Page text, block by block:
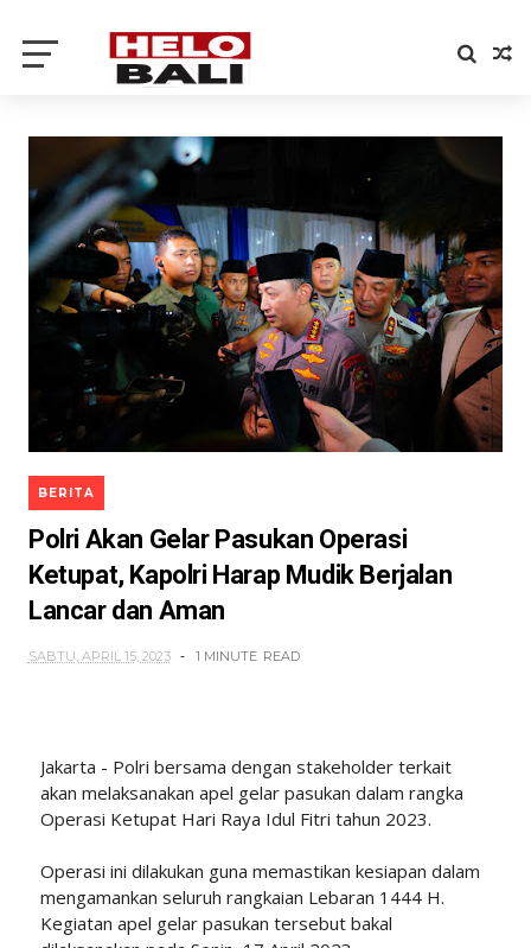
BERITA
Polri Akan Gelar Pasukan Operasi
Ketupat, Kapolri Harap Mudik Berjalan
Lancar dan Aman
SABTU, APRIL 15, 2023 1 MINUTE READ
Jakarta - Polri bersama dengan stakeholder terkait
akan melaksanakan apel gelar pasukan dalam rangka
Operasi Ketupat Hari Raya Idul Fitri tahun 2023.
Operasi ini dilakukan guna memastikan kesiapan dalam
mengamankan seluruh rangkaian Lebaran 1444 H.
Kegiatan apel gelar pasukan tersebut bakal